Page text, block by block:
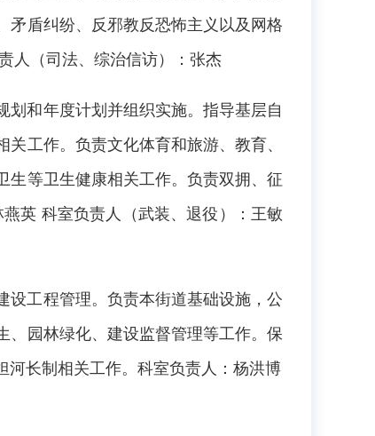
矛盾纠纷、反邪教反恐怖主义以及网格
人（司法、综治信访）：张杰
划和年度计划并组织实施。指导基层自
工作。负责文化体育和旅游、教育、
生等卫生健康相关工作。负责双拥、征
英 科室负责人（武装、退役）：王敏
设工程管理。负责本街道基础设施，公
、园林绿化、建设监督管理等工作。保
河长制相关工作。科室负责人：杨洪博